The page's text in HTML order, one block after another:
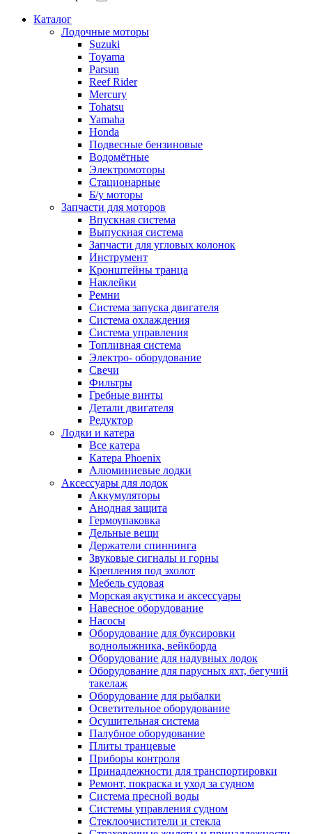
Каталог
Лодочные моторы
Suzuki
Toyama
Parsun
Reef Rider
Mercury
Tohatsu
Yamaha
Honda
Подвесные бензиновые
Водомётные
Электромоторы
Стационарные
Б/у моторы
Запчасти для моторов
Впускная система
Выпускная система
Запчасти для угловых колонок
Инструмент
Кронштейны транца
Наклейки
Ремни
Система запуска двигателя
Система охлаждения
Система управления
Топливная система
Электро- оборудование
Свечи
Фильтры
Гребные винты
Детали двигателя
Редуктор
Лодки и катера
Все катера
Катера Phoenix
Алюминиевые лодки
Аксессуары для лодок
Аккумуляторы
Анодная защита
Гермоупаковка
Дельные вещи
Держатели спиннинга
Звуковые сигналы и горны
Крепления под эхолот
Мебель судовая
Морская акустика и аксессуары
Навесное оборудование
Насосы
Оборудование для буксировки
воднолыжника, вейкборда
Оборудование для надувных лодок
Оборудование для парусных яхт, бегучий
такелаж
Оборудование для рыбалки
Осветительное оборудование
Осушительная система
Палубное оборудование
Плиты транцевые
Приборы контроля
Принадлежности для транспортировки
Ремонт, покраска и уход за судном
Система пресной воды
Системы управления судном
Стеклоочистители и стекла